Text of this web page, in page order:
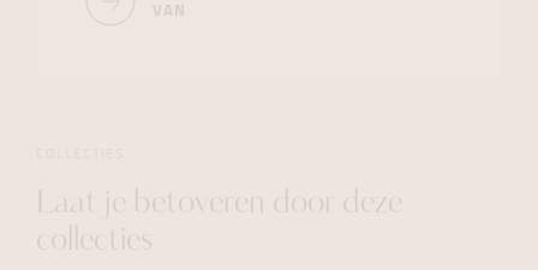
VAN
Laat je betoveren door deze
collecties